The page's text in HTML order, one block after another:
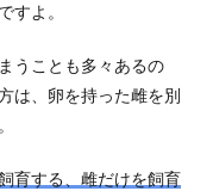
すよ。
うことも多々あるの
は、卵を持った雌を別
育する、雌だけを飼育